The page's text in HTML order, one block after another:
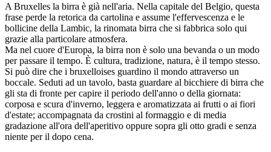
A Bruxelles la birra è già nell'aria. Nella capitale del Belgio, questa
frase perde la retorica da cartolina e assume l'effervescenza e le
bollicine della Lambic, la rinomata birra che si fabbrica solo qui
grazie alla particolare atmosfera.
Ma nel cuore d'Europa, la birra non è solo una bevanda o un modo
per passare il tempo. È cultura, tradizione, natura, è il tempo stesso.
Si può dire che i bruxelloises guardino il mondo attraverso un
boccale. Seduti ad un tavolo, basta guardare al bicchiere di birra che
gli sta di fronte per capire il periodo dell'anno o della giornata:
corposa e scura d'inverno, leggera e aromatizzata ai frutti o ai fiori
d'estate; accompagnata da crostini al formaggio e di media
gradazione all'ora dell'aperitivo oppure sopra gli otto gradi e senza
niente per il dopo cena.